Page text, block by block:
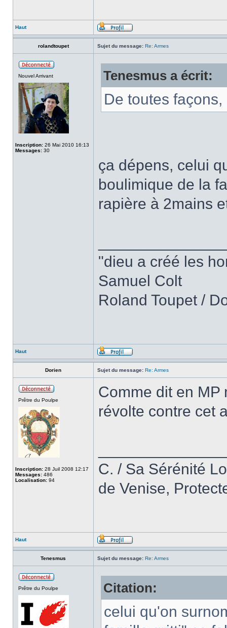
Haut
rolandtoupet Sujet du message: Re: Armes
Nouvel Arrivant
Inscription: 26 Mai 2010 16:13
Messages: 30
Tenesmus a écrit:
De toutes
ça dépens, celui
boulimique de la
rapière à 2mains
"dieu a créé les
Samuel Colt
Roland Toupet /
Haut
Dorien Sujet du message: Re: Armes
Prêtre du Poulpe
Inscription: 28 Juil 2008 12:17
Messages: 486
Localisation: 94
Comme dit en MP
révolte contre cet
C. / Sa Sérénité
de Venise,
Haut
Tenesmus Sujet du message: Re: Armes
Prêtre du Poulpe Citation:
celui qu'on